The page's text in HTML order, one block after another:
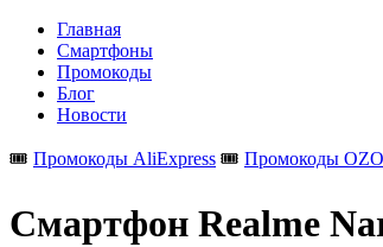
Главная
Смартфоны
Промокоды
Блог
Новости
🎟️ Промокоды AliExpress 🎟️ Промокоды
Смартфон Realme